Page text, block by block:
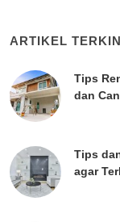
ARTIKEL
Tips
dan
Tips
agar